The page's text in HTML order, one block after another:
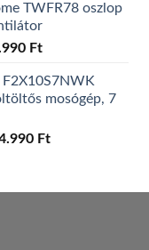
TWFR78 oszlop
Ft
F2X10S7NWK
mosógép, 7
Ft